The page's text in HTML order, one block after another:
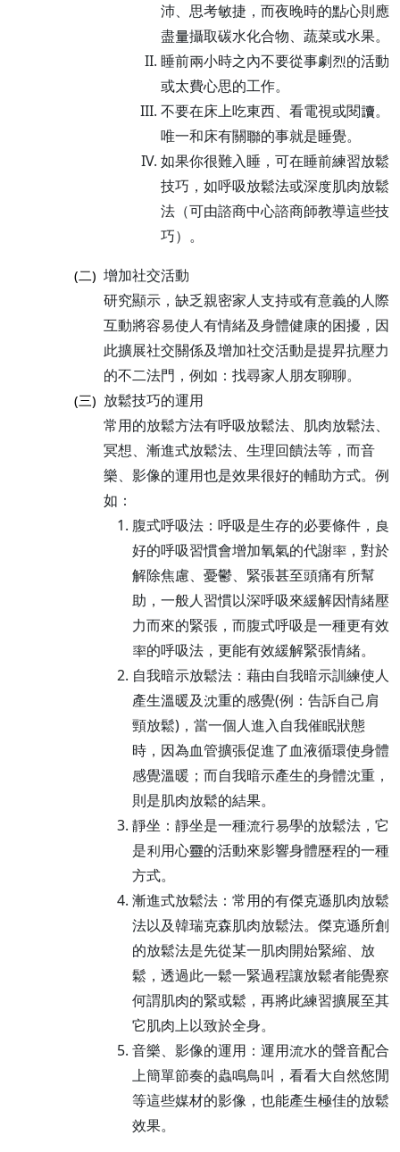
沛、思考敏捷，而夜晚時的點心則應
盡量攝取碳水化合物、蔬菜或水果。
睡前兩小時之內不要從事劇烈的活動
或太費心思的工作。
不要在床上吃東西、看電視或閱讀。
唯一和床有關聯的事就是睡覺。
如果你很難入睡，可在睡前練習放鬆
技巧，如呼吸放鬆法或深度肌肉放鬆
法（可由諮商中心諮商師教導這些技
巧）。
(二) 增加社交活動
研究顯示，缺乏親密家人支持或有意義的人際
互動將容易使人有情緒及身體健康的困擾，因
此擴展社交關係及增加社交活動是提昇抗壓力
的不二法門，例如：找尋家人朋友聊聊。
(三) 放鬆技巧的運用
常用的放鬆方法有呼吸放鬆法、肌肉放鬆法、
冥想、漸進式放鬆法、生理回饋法等，而音
樂、影像的運用也是效果很好的輔助方式。例
如：
腹式呼吸法：呼吸是生存的必要條件，良
好的呼吸習慣會增加氧氣的代謝率，對於
解除焦慮、憂鬱、緊張甚至頭痛有所幫
助，一般人習慣以深呼吸來緩解因情緒壓
力而來的緊張，而腹式呼吸是一種更有效
率的呼吸法，更能有效緩解緊張情緒。
自我暗示放鬆法：藉由自我暗示訓練使人
產生溫暖及沈重的感覺(例：告訴自己肩
頸放鬆)，當一個人進入自我催眠狀態
時，因為血管擴張促進了血液循環使身體
感覺溫暖；而自我暗示產生的身體沈重，
則是肌肉放鬆的結果。
靜坐：靜坐是一種流行易學的放鬆法，它
是利用心靈的活動來影響身體歷程的一種
方式。
漸進式放鬆法：常用的有傑克遜肌肉放鬆
法以及韓瑞克森肌肉放鬆法。傑克遜所創
的放鬆法是先從某一肌肉開始緊縮、放
鬆，透過此一鬆一緊過程讓放鬆者能覺察
何謂肌肉的緊或鬆，再將此練習擴展至其
它肌肉上以致於全身。
音樂、影像的運用：運用流水的聲音配合
上簡單節奏的蟲鳴鳥叫，看看大自然悠閒
等這些媒材的影像，也能產生極佳的放鬆
效果。